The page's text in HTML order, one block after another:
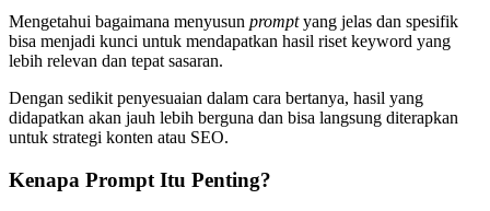
Mengetahui bagaimana menyusun promptyang jelas dan spesifik
bisa menjadi kunci untuk mendapatkan hasil riset keyword yang
lebih relevan dan tepat sasaran.
Dengan sedikit penyesuaian dalam cara bertanya, hasil yang
didapatkan akan jauh lebih berguna dan bisa langsung diterapkan
untuk strategi konten atau SEO.
Kenapa Prompt Itu Penting?